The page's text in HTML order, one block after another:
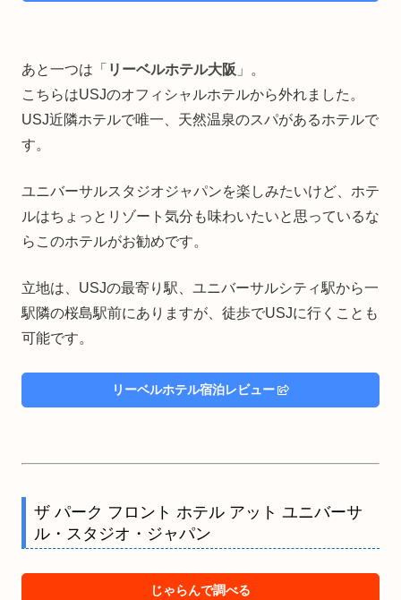
あと一つは「 リーベルホテル大阪 」。
こちらはUSJのオフィシャルホテルから外れました。
USJ近隣ホテルで唯一、天然温泉のスパがあるホテルで
す。
ユニバーサルスタジオジャパンを楽しみたいけど、ホテ
ルはちょっとリゾート気分も味わいたいと思っているな
らこのホテルがお勧めです。
立地は、USJの最寄り駅、ユニバーサルシティ駅から一
駅隣の桜島駅前にありますが、徒歩でUSJに行くことも
可能です。
リーベルホテル宿泊レビュー
ザ パーク フロント ホテル アット ユニバーサ
ル・スタジオ・ジャパン
じゃらんで調べる